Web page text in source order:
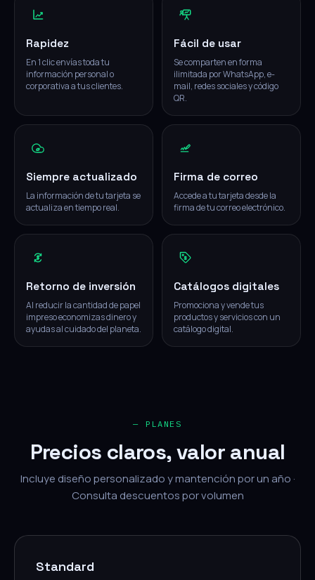
Rapidez
En 1 clic envías toda tu
información personal o
corporativa a tus clientes.
Fácil de usar
Se comparten en forma
ilimitada por WhatsApp, e-
mail, redes sociales y código
QR.
Siempre actualizado
La información de tu tarjeta se
actualiza en tiempo real.
Firma de correo
Accede a tu tarjeta desde la
firma de tu correo electrónico.
Retorno de inversión
Al reducir la cantidad de papel
impreso economizas dinero y
ayudas al cuidado del planeta.
Catálogos digitales
Promociona y vende tus
productos y servicios con un
catálogo digital.
— PLANES
Precios claros, valor anual
Incluye diseño personalizado y mantención por un año ·
Consulta descuentos por volumen
Standard